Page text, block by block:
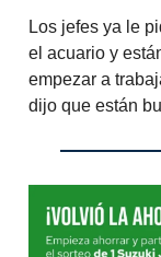
Los jefes ya le
el acuario y
empezar a
dijo que están